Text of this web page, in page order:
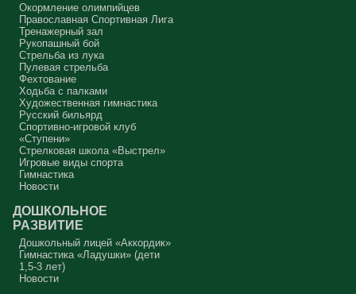
Окормление олимпийцев
Православная Спортивная Лига
Тренажерный зал
Рукопашный бой
Стрельба из лука
Пулевая стрельба
Фехтование
Ходьба с палками
Художественная гимнастика
Русский бильярд
Спортивно-игровой клуб
«Ступени»
Стрелковая школа «Выстрел»
Игровые виды спорта
Гимнастика
Новости
ДОШКОЛЬНОЕ
РАЗВИТИЕ
Дошкольный лицей «Аккордик»
Гимнастика «Ладушки» (дети
1,5-3 лет)
Новости